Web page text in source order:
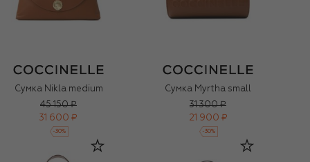
Сумка Nikla medium
45 150 ₽
31 600 ₽
-30%
Сумка Myrtha small
31 300 ₽
21 900 ₽
-30%